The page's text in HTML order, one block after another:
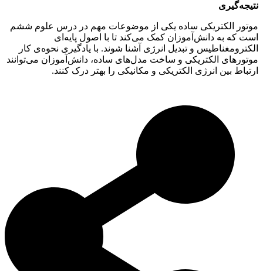
نتیجه‌گیری
موتور الکتریکی ساده یکی از موضوعات مهم در درس علوم ششم
است که به دانش‌آموزان کمک می‌کند تا با اصول پایه‌ای
الکترومغناطیس و تبدیل انرژی آشنا شوند. با یادگیری نحوه‌ی کار
موتورهای الکتریکی و ساخت مدل‌های ساده، دانش‌آموزان می‌توانند
ارتباط بین انرژی الکتریکی و مکانیکی را بهتر درک کنند.